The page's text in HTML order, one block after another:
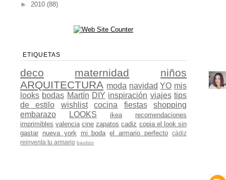
► 2010 (88)
ETIQUETAS
deco maternidad
niños
ARQUITECTURA moda navidad YO mis
looks bodas Martín DIY inspiración viajes tips
de estilo
wishlist cocina fiestas
shopping
embarazo
LOOKS ikea
recomendaciones
imprimibles valencia cine zapatos cadiz copia el look sin
gastar nueva york mi boda el armario perfecto
cádiz
reinventa tu armario bautizo